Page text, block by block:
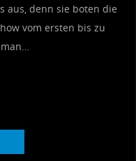
aus, denn sie boten die
vom ersten bis zu